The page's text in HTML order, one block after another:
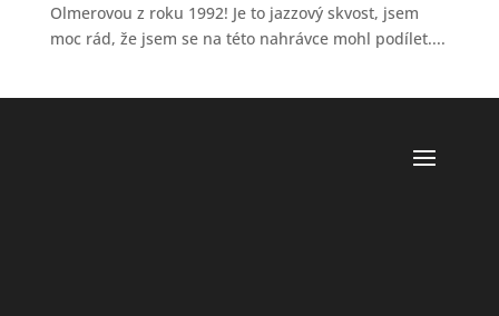
Olmerovou z roku 1992! Je to jazzový skvost, jsem
moc rád, že jsem se na této nahrávce mohl podílet....